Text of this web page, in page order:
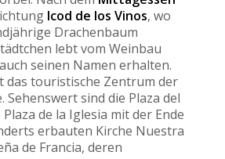
Icod de los Vinos, wo
Drachenbaum
lebt vom Weinbau
seinen Namen erhalten.
das touristische Zentrum der
Sehenswert sind die Plaza del
de la Iglesia mit der Ende
erbauten Kirche Nuestra
de Francia, deren